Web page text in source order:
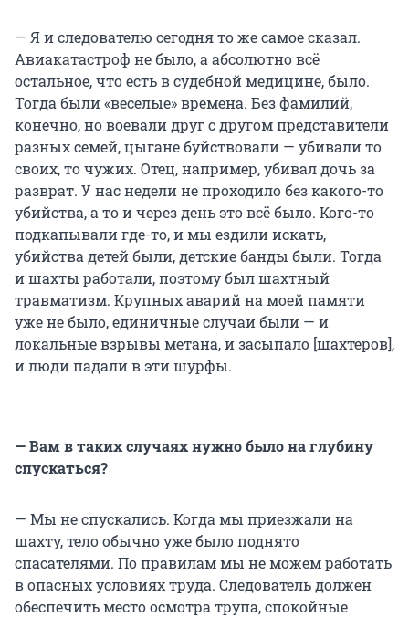
— Я и следователю сегодня то же самое сказал.
Авиакатастроф не было, а абсолютно всё
остальное, что есть в судебной медицине, было.
Тогда были «веселые» времена. Без фамилий,
конечно, но воевали друг с другом представители
разных семей, цыгане буйствовали — убивали то
своих, то чужих. Отец, например, убивал дочь за
разврат. У нас недели не проходило без какого-то
убийства, а то и через день это всё было. Кого-то
подкапывали где-то, и мы ездили искать,
убийства детей были, детские банды были. Тогда
и шахты работали, поэтому был шахтный
травматизм. Крупных аварий на моей памяти
уже не было, единичные случаи были — и
локальные взрывы метана, и засыпало [шахтеров],
и люди падали в эти шурфы.
— Вам в таких случаях нужно было на глубину
спускаться?
— Мы не спускались. Когда мы приезжали на
шахту, тело обычно уже было поднято
спасателями. По правилам мы не можем работать
в опасных условиях труда. Следователь должен
обеспечить место осмотра трупа, спокойные